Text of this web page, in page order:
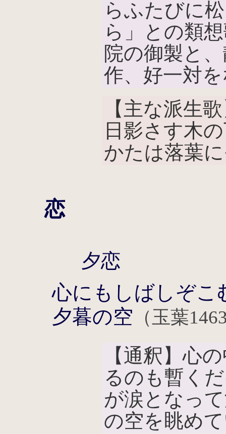
らふたびに
ら」との類
院の御製と
作、好一対
【主な派生
日影さす木
かたは落葉
恋
夕恋
心にもしばしぞこ
夕暮の空 （玉葉
【通釈】心
るのも暫く
が涙となっ
の空を眺め